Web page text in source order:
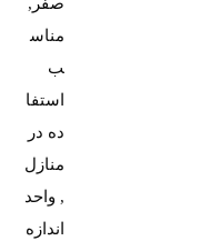
صفر,
مناس
ب
استفا
ده در
منازل
, واحد
اندازه